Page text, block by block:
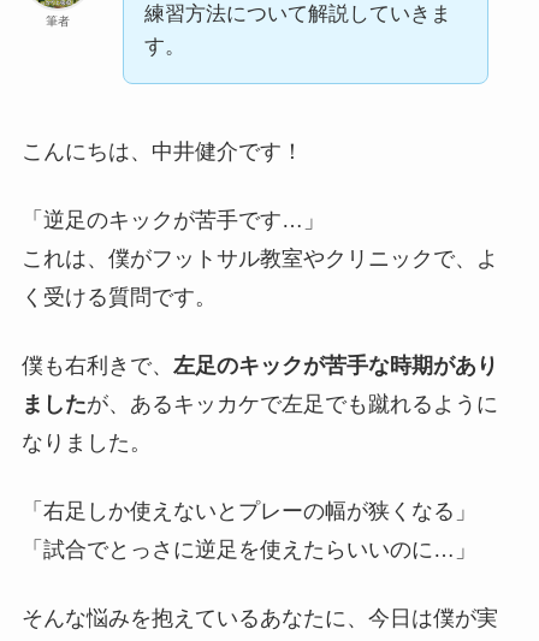
筆者
練習方法について解説していきま
す。
こんにちは、中井健介です！
「逆足のキックが苦手です…」
これは、僕がフットサル教室やクリニックで、よ
く受ける質問です。
僕も右利きで、 左足のキックが苦手な時期があり
ましたが、あるキッカケで左足でも蹴れるように
なりました。
「右足しか使えないとプレーの幅が狭くなる」
「試合でとっさに逆足を使えたらいいのに…」
そんな悩みを抱えているあなたに、今日は僕が実